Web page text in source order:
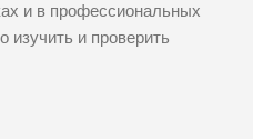
и в профессиональных
изучить и проверить